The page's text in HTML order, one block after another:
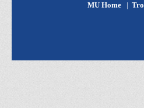
MU Home |